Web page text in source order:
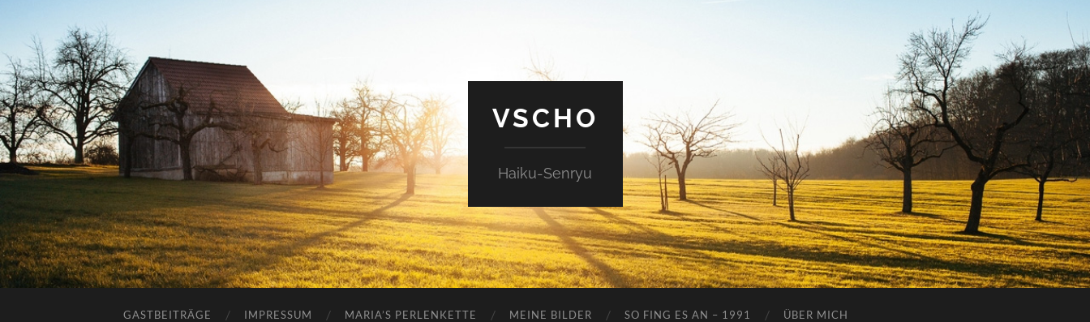
VSCHO
Haiku-Senryu
GASTBEITRÄGE IMPRESSUM MARIA’S PERLENKETTE MEINE BILDER SO FING ES AN – 1991 ÜBER MICH